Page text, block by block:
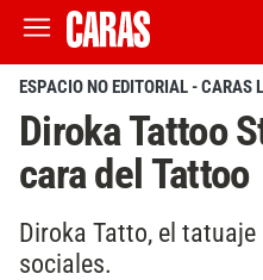
ESPACIO NO EDITORIAL - CARAS
Diroka Tattoo
cara del Tattoo
Diroka Tatto, el
sociales.